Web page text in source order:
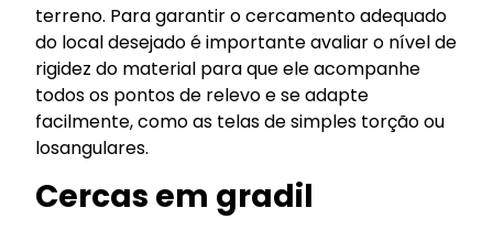
terreno. Para garantir o cercamento adequado
do local desejado é importante avaliar o nível de
rigidez do material para que ele acompanhe
todos os pontos de relevo e se adapte
facilmente, como as telas de simples torção ou
losangulares.
Cercas em gradil